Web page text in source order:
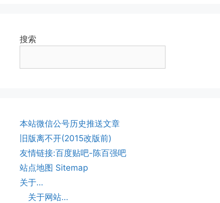
搜索
本站微信公号历史推送文章
旧版离不开(2015改版前)
友情链接:百度贴吧-陈百强吧
站点地图 Sitemap
关于…
关于网站…